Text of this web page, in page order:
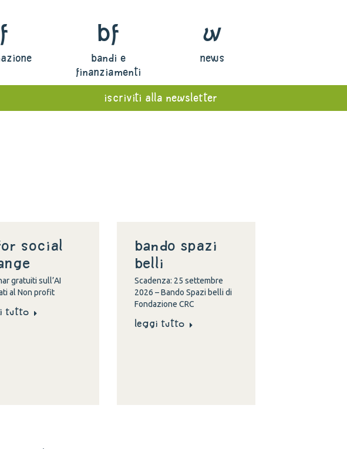
f bf
bandi e
finanziamenti
w
news
iscriviti alla newsletter
social
gratuiti sull’AI
al Non profit
tutto
Bando spazi
belli
Scadenza: 25 settembre
2026 – Bando Spazi belli di
Fondazione CRC
Leggi tutto